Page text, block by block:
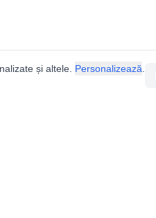
și altele. Personalizează